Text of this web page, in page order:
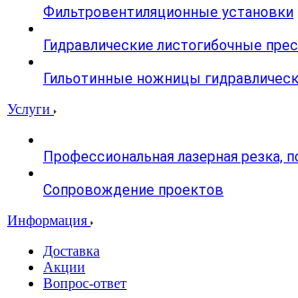
Фильтровентиляционные установки
Гидравлические листогибочные
Гильотинные ножницы
Услуги
Профессиональная лазерная резка,
Сопровождение проектов
Информация
Доставка
Акции
Вопрос-ответ